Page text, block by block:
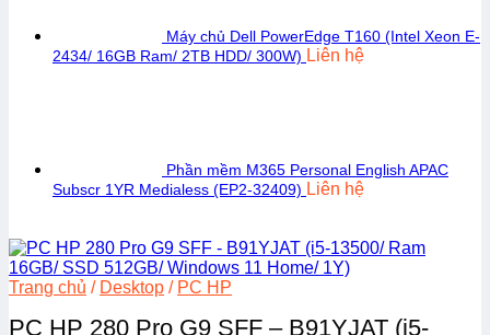
Máy chủ Dell PowerEdge T160 (Intel Xeon E-
2434/ 16GB Ram/ 2TB HDD/ 300W) Liên hệ
Phần mềm M365 Personal English APAC
Subscr 1YR Medialess (EP2-32409) Liên hệ
Trang chủ / Desktop / PC HP
PC HP 280 Pro G9 SFF – B91YJAT (i5-